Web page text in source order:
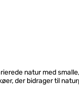
natur med
der bidrager til